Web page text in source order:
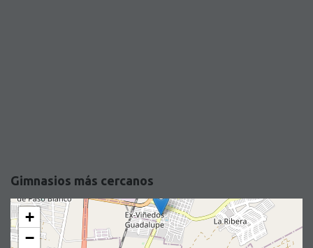
Gimnasios más cercanos
+
−